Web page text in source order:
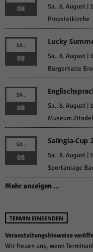
08
Sa.. 8. August |
Propsteikirche
SA.
08
Lucky
Sa.. 8. August |
Bürgerhalle
SA.
08 Sa.. 8. August |
Museum
SA.
08
Salingia-Cup
Sa.. 8. August |
Sportanlage
Mehr anzeigen …
TERMIN EINSENDEN
Veranstaltungshinweise
Wir freuen uns, wenn